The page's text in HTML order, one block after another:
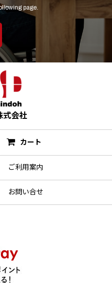
page.
式会社
カート
ご利用案内
お問い合せ